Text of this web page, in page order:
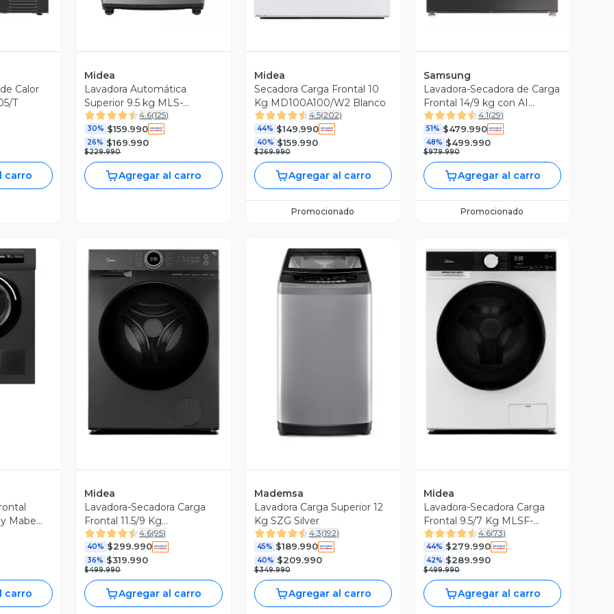
Calor
T
carro
Midea
Lavadora Automática
Superior 9.5 kg MLS-
095GE04N4.6(125)
30% $159.990
26% $169.990
$229.990
Agregar al carro
Midea
Secadora Carga Frontal 10
Kg MD100A100/W2 Blanco
4.5(202)
44% $149.990
40% $159.990
$269.990
Agregar al carro
Promocionado
Samsung
Lavadora-Secadora de Carga
Frontal 14/9 kg con AI
Control WD14TP04DSX/ZS
4.1(29)
51% $479.990
48% $499.990
$979.990
Agregar al carro
Promocionado
Mabe
carro
Vista Previa
Midea
Lavadora-Secadora Carga
Frontal 11.5/9 Kg
MF200D115WB/T
4.6(95)
40% $299.990
36% $319.990
$499.990
Agregar al carro
Mademsa
Lavadora Carga Superior 12
Kg SZG Silver
4.3(192)
45% $189.990
40% $209.990
$349.990
Agregar al carro
Vista Previa
Midea
Lavadora-Secadora Carga
Frontal 9.5/7 Kg MLSF-
095B/W
4.6(73)
44% $279.990
42% $289.990
$499.990
Agregar al carro